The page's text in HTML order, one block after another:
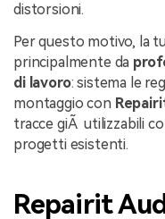
distorsioni.
Per questo motivo, la
principalmente da
di lavoro: sistema le
montaggio con
tracce giÃ utilizzabili
progetti esistenti.
Repairit